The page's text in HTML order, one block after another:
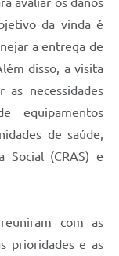
da vinda é
a entrega de
disso, a visita
necessidades
equipamentos
de saúde,
Social (CRAS) e
com as
prioridades e as